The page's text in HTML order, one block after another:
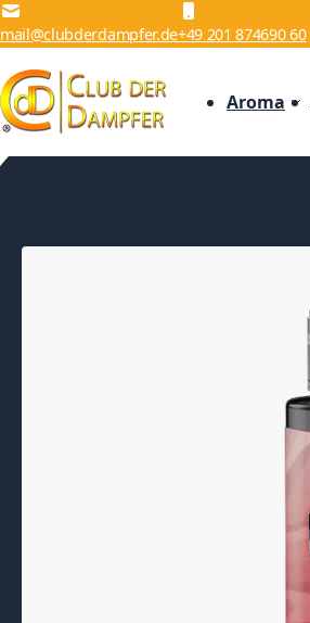
Zum Inhalt springen
mail@clubderdampfer.de+49 201 874690 60
Aroma